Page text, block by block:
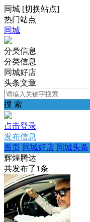
同城 [切换站点]
热门站点
同城
分类信息
分类信息
同城好店
头条文章
搜 索
点击登录
发布信息
首页 同城好店 同城头条
辉煌腾达
共发布了1条